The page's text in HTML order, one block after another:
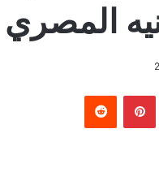
المصري
بينتيريست